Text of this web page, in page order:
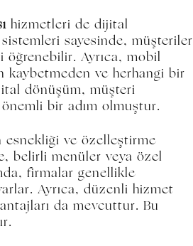
hizmetleri de dijital
sayesinde, müşteriler
Ayrıca, mobil
kaybetmeden ve herhangi bir
dönüşüm, müşteri
bir adım olmuştur.
ve özelleştirme
belirli menüler veya özel
firmalar genellikle
Ayrıca, düzenli hizmet
da mevcuttur. Bu